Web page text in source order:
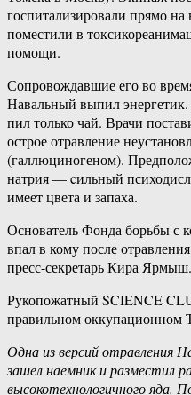
госпитализировали прямо на
поместили в
помощи.
Сопровождавшие его во
Навальный выпил
пил только чай. Врачи
острое отравление
(галлюциногеном).
натрия — cильный
имеет цвета и запаха.
Основатель Фонда борьбы с
впал в кому после
пресс-секретарь Кира Ярмыш.
Рукопожатный SCIENCE
правильном оккупационном
Одна из версий отравления
зашел наемник и разместил
высокотехнологичного яда.